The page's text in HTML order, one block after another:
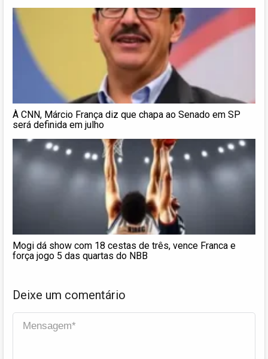
À CNN, Márcio França diz que chapa ao Senado em SP
será definida em julho
Mogi dá show com 18 cestas de três, vence Franca e
força jogo 5 das quartas do NBB
Deixe um comentário